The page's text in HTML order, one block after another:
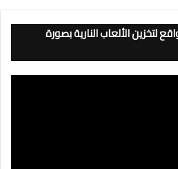
الألعاب النارية بصورة